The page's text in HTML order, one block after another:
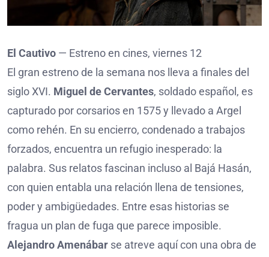
El Cautivo — Estreno en cines, viernes 12
El gran estreno de la semana nos lleva a finales del
siglo XVI. Miguel de Cervantes, soldado español, es
capturado por corsarios en 1575 y llevado a Argel
como rehén. En su encierro, condenado a trabajos
forzados, encuentra un refugio inesperado: la
palabra. Sus relatos fascinan incluso al Bajá Hasán,
con quien entabla una relación llena de tensiones,
poder y ambigüedades. Entre esas historias se
fragua un plan de fuga que parece imposible.
Alejandro Amenábar se atreve aquí con una obra de